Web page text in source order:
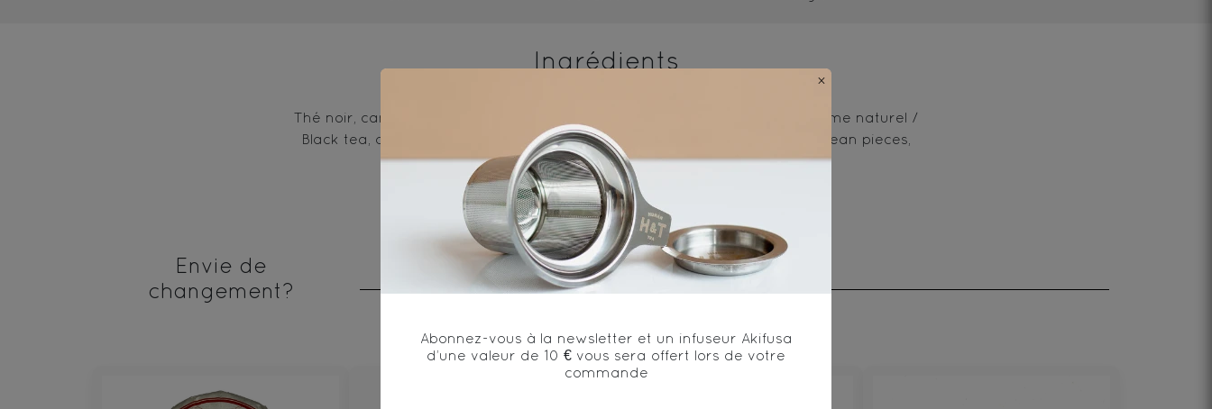
Ingrédients
Thé noir, cannelle, poivre rose, cardamome, PISTACHE, arôme, vanille, arôme naturel /
Black tea, cinnamon, pink pepper, cardamom seeds, PISTACHIO, vanilla bean pieces,
natural flavor.
Envie de
changement?
vous aimerez aussi...
×
Abonnez-vous à la newsletter et un infuseur Akifusa
d’une valeur de 10 € vous sera offert lors de votre
commande